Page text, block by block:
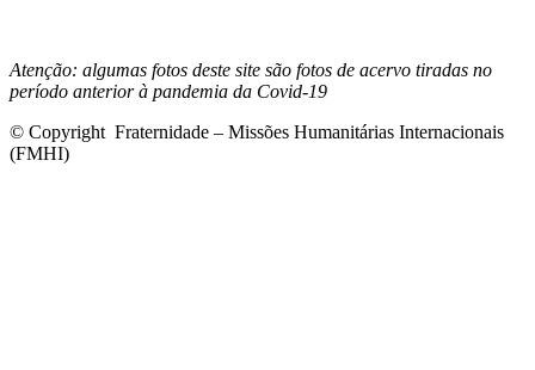
Atenção: algumas fotos deste site são fotos de acervo tiradas no
período anterior à pandemia da Covid-19
© Copyright Fraternidade – Missões Humanitárias Internacionais
(FMHI)